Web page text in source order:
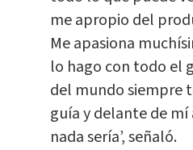
me apropio del
Me apasiona
lo hago con todo el
del mundo siempre
guía y delante de mí
nada sería’, señaló.